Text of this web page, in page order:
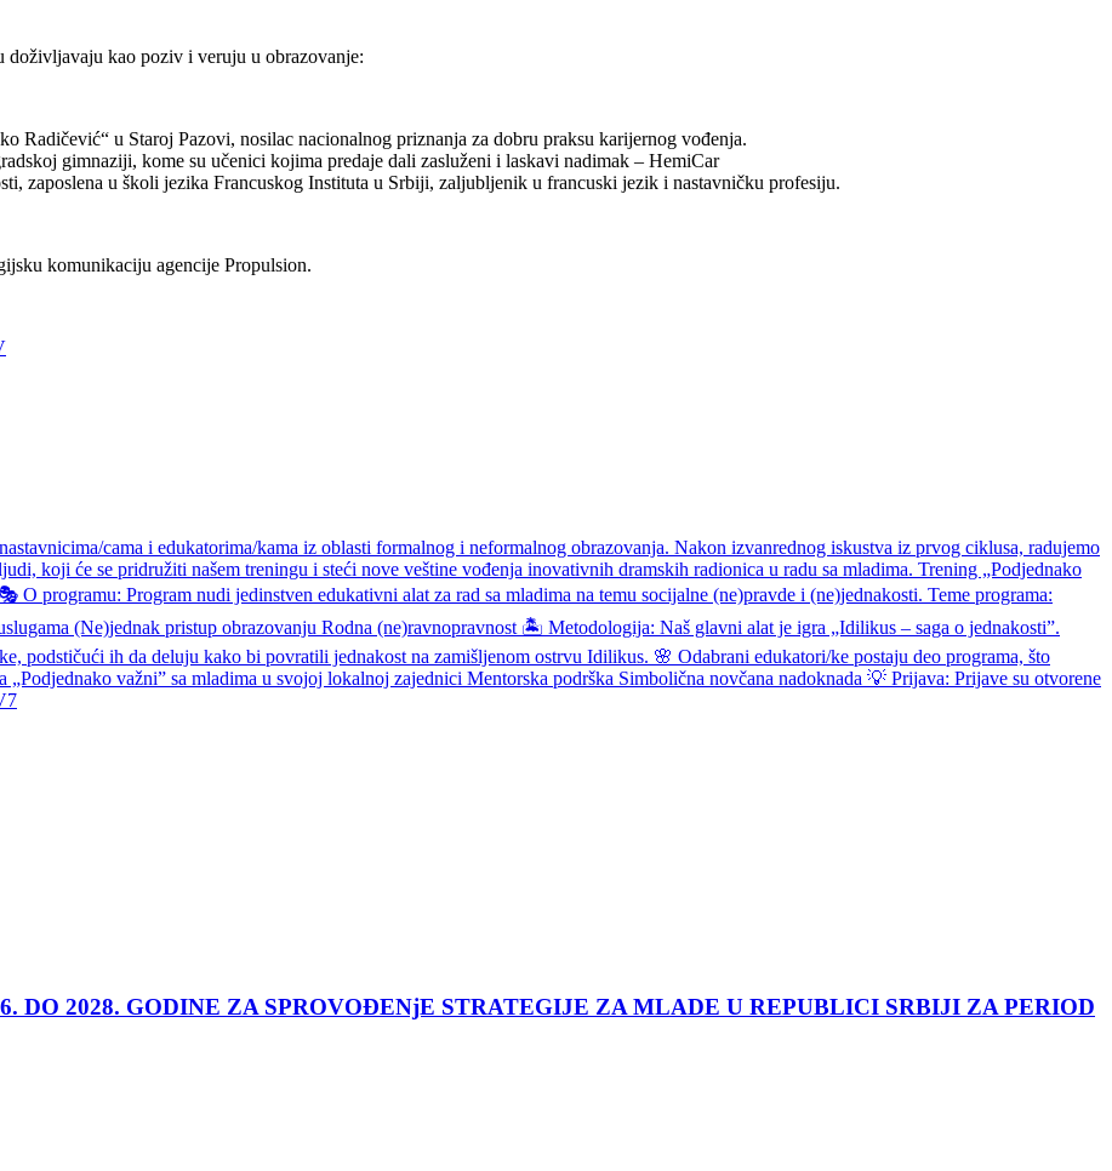
kao poziv i veruju u obrazovanje:
u Staroj Pazovi, nosilac nacionalnog priznanja za dobru praksu karijernog vođenja.
gimnaziji, kome su učenici kojima predaje dali zasluženi i laskavi nadimak – HemiCar
zaposlena u školi jezika Francuskog Instituta u Srbiji, zaljubljenik u francuski jezik i nastavničku profesiju.
komunikaciju agencije Propulsion.
cama i edukatorima/kama iz oblasti formalnog i neformalnog obrazovanja. Nakon izvanrednog iskustva iz prvog ciklusa, radujemo
koji će se pridružiti našem treningu i steći nove veštine vođenja inovativnih dramskih radionica u radu sa mladima. Trening „Podjednako
programu: Program nudi jedinstven edukativni alat za rad sa mladima na temu socijalne (ne)pravde i (ne)jednakosti. Teme programa:
(Ne)jednak pristup obrazovanju Rodna (ne)ravnopravnost 🏝 Metodologija: Naš glavni alat je igra „Idilikus – saga o jednakosti”.
podstičući ih da deluju kako bi povratili jednakost na zamišljenom ostrvu Idilikus. 🌸 Odabrani edukatori/ke postaju deo programa, što
„Podjednako važni” sa mladima u svojoj lokalnoj zajednici Mentorska podrška Simbolična novčana nadoknada 💡 Prijava: Prijave su otvorene
DO 2028. GODINE ZA SPROVOĐENjE STRATEGIJE ZA MLADE U REPUBLICI SRBIJI ZA PERIOD